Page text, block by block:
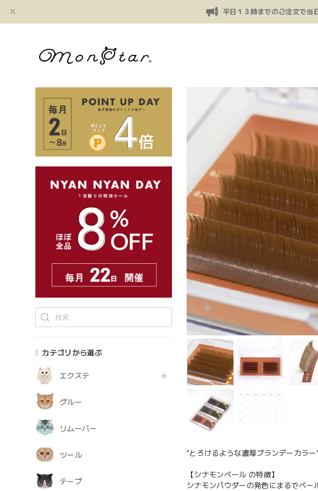
平日１３時までのご注文で当
カテゴリから選ぶ
エクステ
グルー
リムーバー
ツール
テープ
“とろけるような濃厚ブランデーカラー”
【シナモンベール の特徴】
シナモンパウダーの発色にまるでベー